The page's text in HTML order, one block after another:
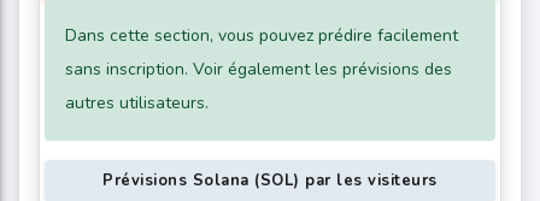
Dans cette section, vous pouvez prédire facilement
sans inscription. Voir également les prévisions des
autres utilisateurs.
Prévisions Solana (SOL) par les visiteurs